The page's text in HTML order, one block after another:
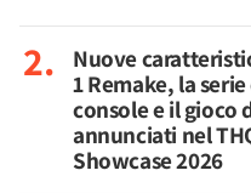
Nuove
1 Remake, la
console e il gioco
annunciati nel
Showcase 2026